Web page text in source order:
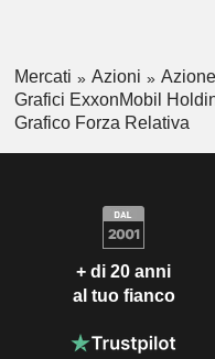
Mercati Azioni
Grafici ExxonMobil
Grafico Forza Relativa
+ di 20 anni
al tuo fianco